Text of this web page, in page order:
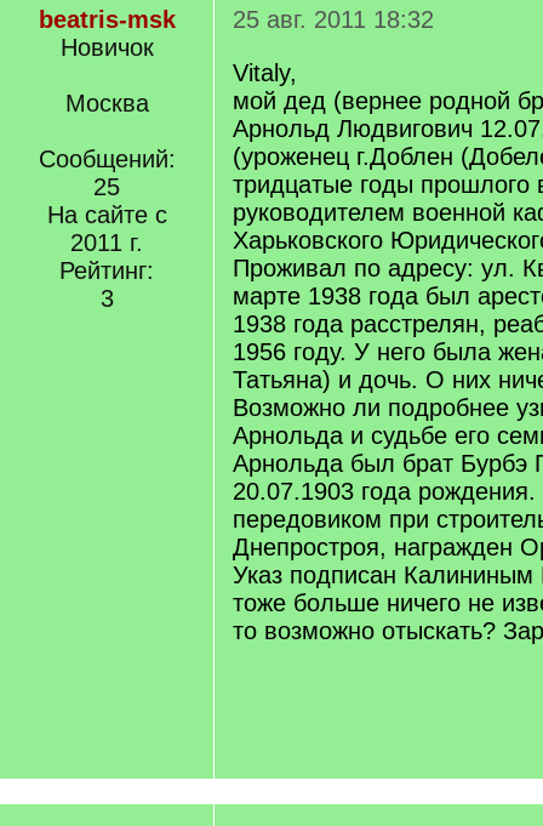
beatris-msk
Новичок
Москва
Сообщений:
25
На сайте с
2011 г.
Рейтинг:
3
25 авг. 2011 18:32
Vitaly,
мой дед (вернее родной
Арнольд Людвигович
(уроженец г.Доблен
тридцатые годы прошлого
руководителем военной
Харьковского
Проживал по адресу: ул.
марте 1938 года был
1938 года расстрелян,
1956 году. У него была
Татьяна) и дочь. О них
Возможно ли подробнее
Арнольда и судьбе его
Арнольда был брат Бурбэ
20.07.1903 года
передовиком при
Днепростроя, награжден
Указ подписан
тоже больше ничего не
то возможно отыскать?